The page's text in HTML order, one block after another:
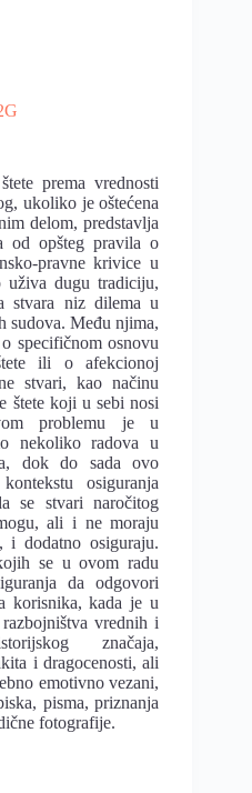
prema vrednosti
ukoliko je oštećena
delom, predstavlja
od opšteg pravila o
pravne krivice u
uživa dugu tradiciju,
stvara niz dilema u
sudova. Među njima,
specifičnom osnovu
ili o afekcionoj
stvari, kao načinu
štete koji u sebi nosi
problemu je u
nekoliko radova u
dok do sada ovo
osiguranja
se stvari naročitog
ali i ne moraju
i dodatno osiguraju.
se u ovom radu
da odgovori
korisnika, kada je u
vrednih i
značaja,
i dragocenosti, ali
emotivno vezani,
pisma, priznanja
fotografije.